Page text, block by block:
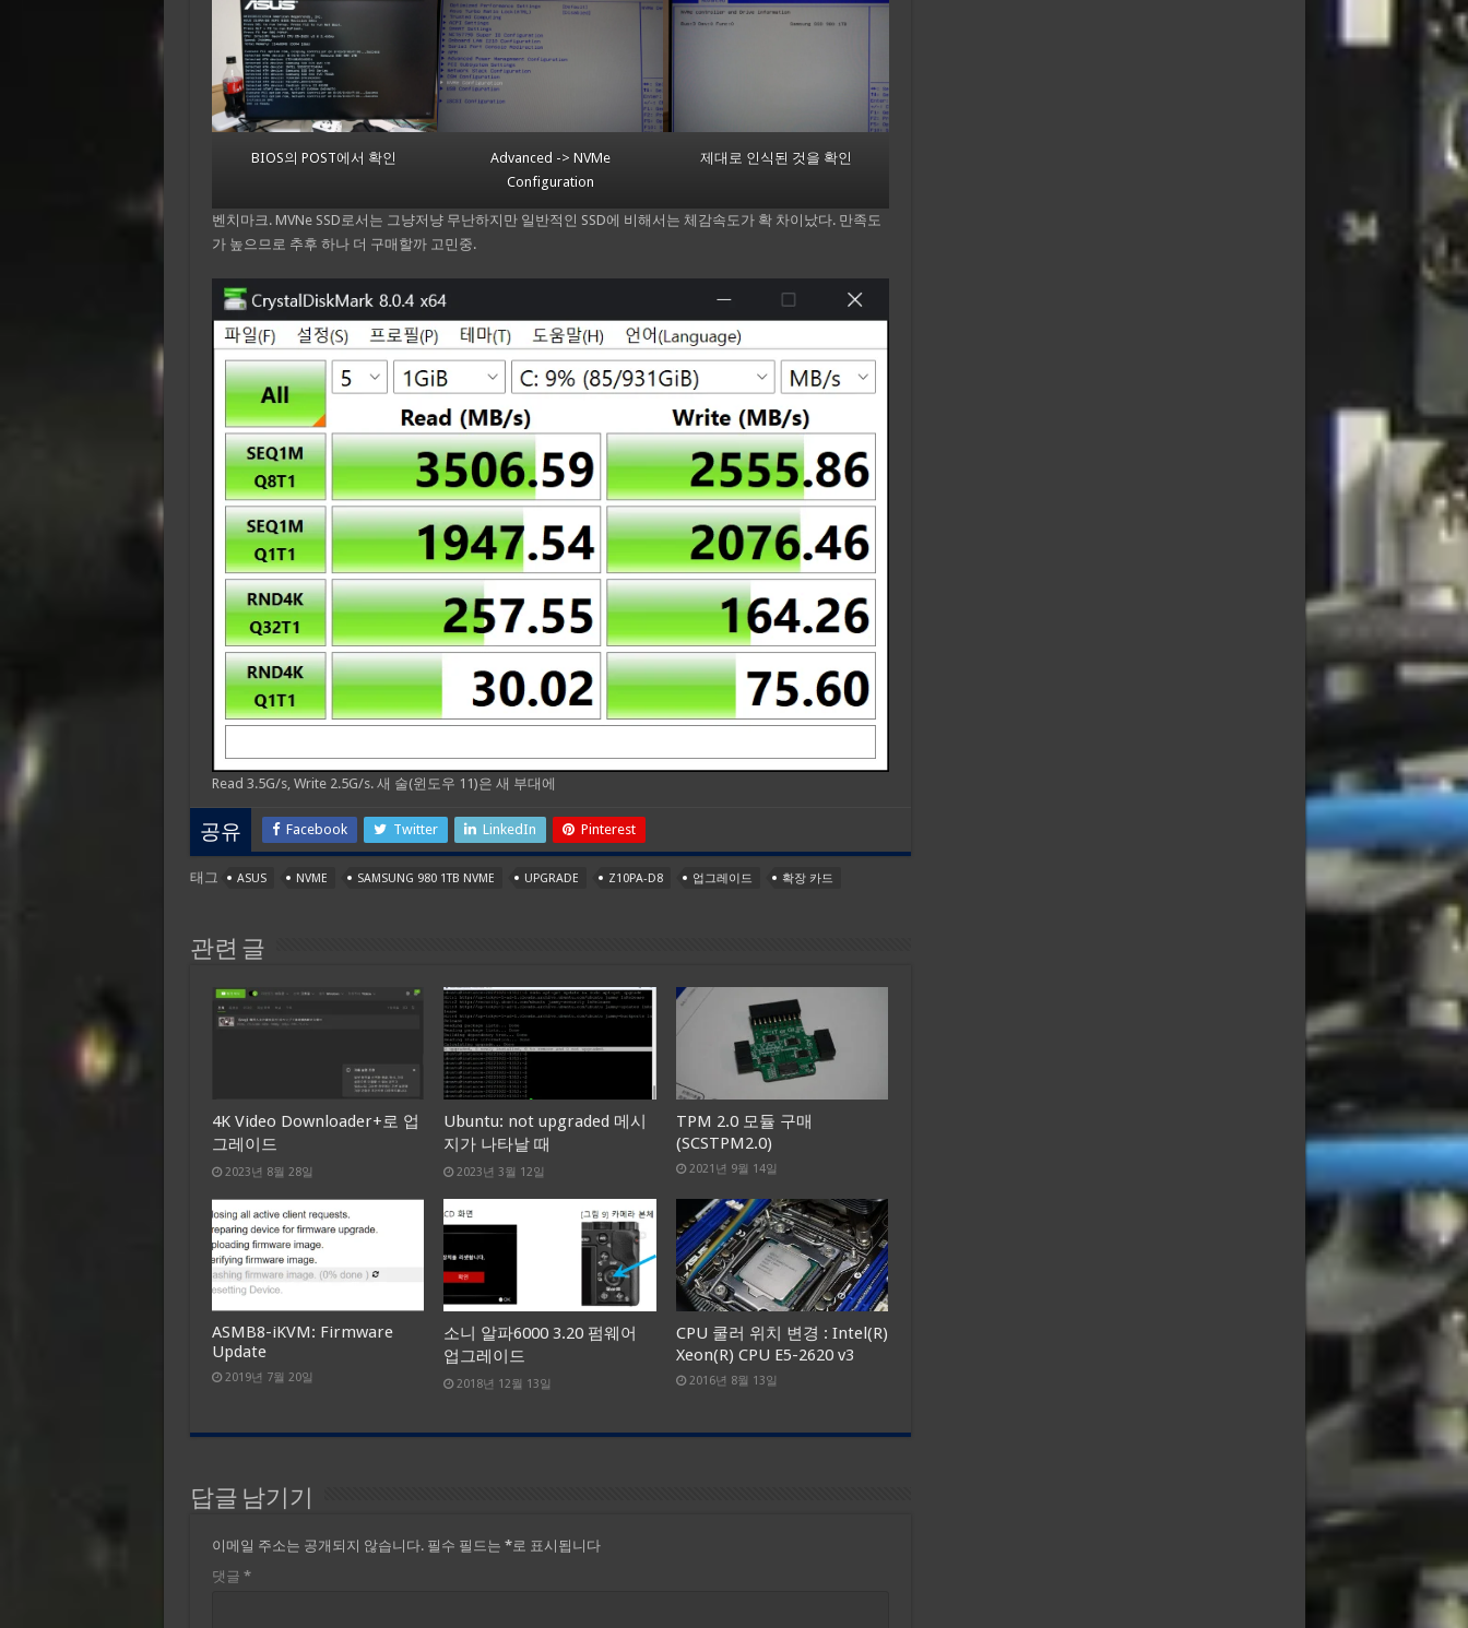
BIOS의 POST에서 확인
Advanced -> NVMe
Configuration
제대로 인식된 것을 확인
벤치마크. MVNe SSD로서는 그냥저냥 무난하지만 일반적인 SSD에 비해서는 체감속도가 확 차이났다. 만족도
가 높으므로 추후 하나 더 구매할까 고민중.
Read 3.5G/s, Write 2.5G/s. 새 술(윈도우 11)은 새 부대에
공유 Facebook Twitter LinkedIn Pinterest
태그 ASUS NVME SAMSUNG 980 1TB NVME UPGRADE Z10PA-D8 업그레이드 확장 카드
관련 글
4K Video Downloader+로 업
그레이드
2023년 8월 28일
Ubuntu: not upgraded 메시
지가 나타날 때
2023년 3월 12일
TPM 2.0 모듈 구매
(SCSTPM2.0)
2021년 9월 14일
ASMB8-iKVM: Firmware
Update
2019년 7월 20일
소니 알파6000 3.20 펌웨어
업그레이드
2018년 12월 13일
CPU 쿨러 위치 변경 : Intel(R)
Xeon(R) CPU E5-2620 v3
2016년 8월 13일
답글 남기기
이메일 주소는 공개되지 않습니다. 필수 필드는 *로 표시됩니다
댓글 *